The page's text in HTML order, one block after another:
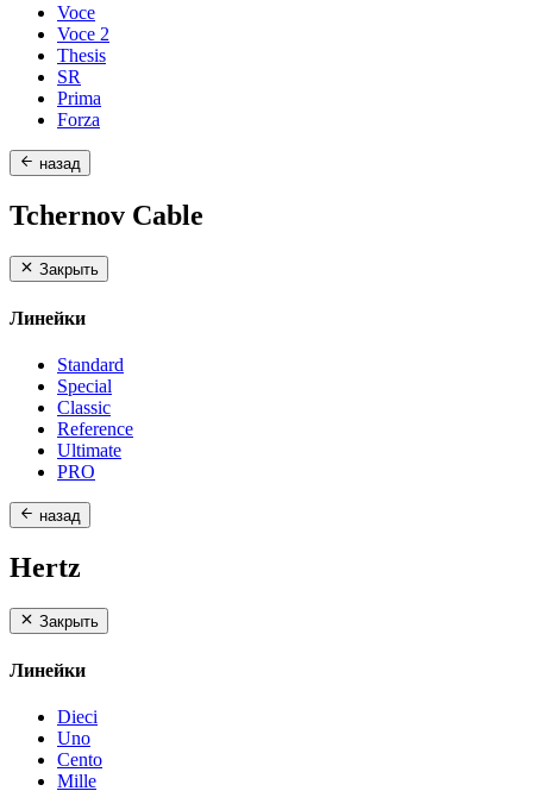
Voce
Voce 2
Thesis
SR
Prima
Forza
назад
Tchernov Cable
Закрыть
Линейки
Standard
Special
Classic
Reference
Ultimate
PRO
назад
Hertz
Закрыть
Линейки
Dieci
Uno
Cento
Mille